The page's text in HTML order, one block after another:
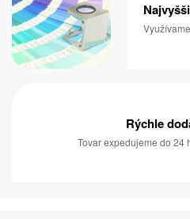
Rýchle
Tovar expedujeme do 24